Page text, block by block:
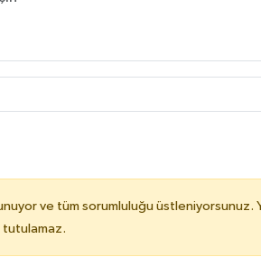
ve tüm sorumluluğu üstleniyorsunuz.
tutulamaz.